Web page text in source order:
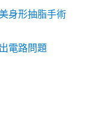
身形抽脂手術
電路問題